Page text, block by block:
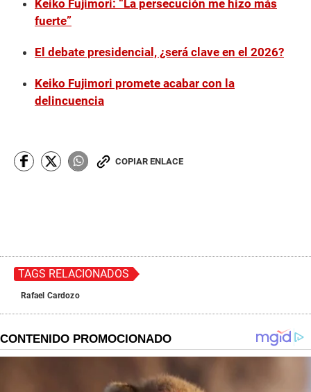
Keiko Fujimori: “La persecución me hizo más
fuerte”
El debate presidencial, ¿será clave en el 2026?
Keiko Fujimori promete acabar con la
delincuencia
COPIAR ENLACE
TAGS RELACIONADOS
Rafael Cardozo